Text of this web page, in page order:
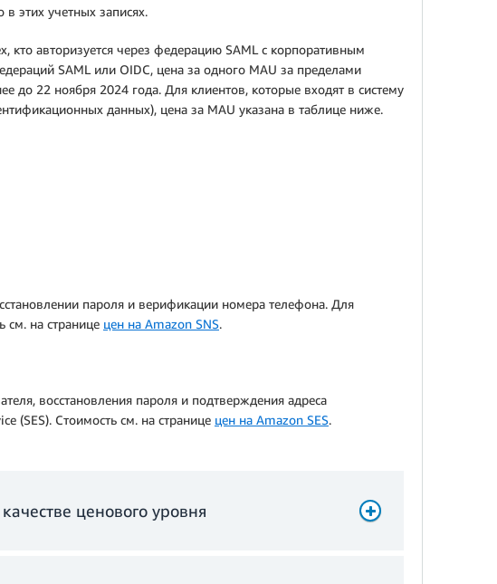
этих учетных записях.
кто авторизуется через федерацию SAML с корпоративным
SAML или OIDC, цена за одного MAU за пределами
до 22 ноября 2024 года. Для клиентов, которые входят в систему
данных), цена за MAU указана в таблице ниже.
пароля и верификации номера телефона. Для
см. на странице цен на Amazon SNS.
восстановления пароля и подтверждения адреса
(SES). Стоимость см. на странице цен на Amazon SES.
ценового уровня